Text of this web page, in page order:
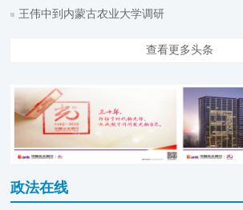
王伟中到内蒙古农业大学调研
查看更多头条
政法在线